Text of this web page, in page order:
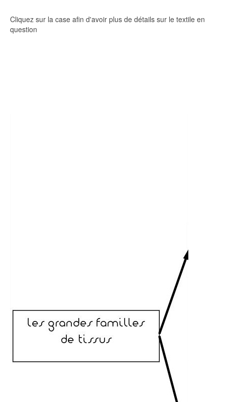
Cliquez sur la case afin d'avoir plus de détails sur le textile en
question